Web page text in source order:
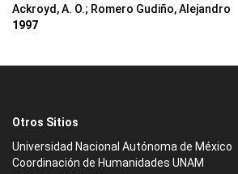
Ackroyd, A. O.; Romero Gudiño, Alejandro
1997
Otros Sitios
Universidad Nacional Autónoma de México
Coordinación de Humanidades UNAM